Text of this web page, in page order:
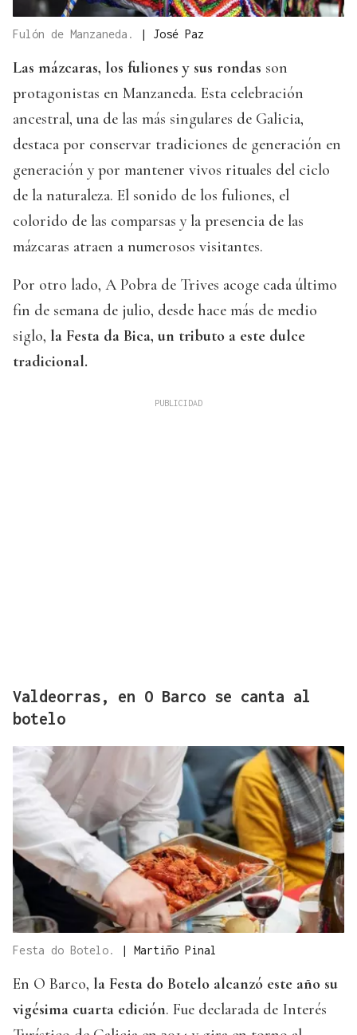
Fulón de Manzaneda. | José Paz
Las mázcaras, los fuliones y sus rondas son
protagonistas en Manzaneda. Esta celebración
ancestral, una de las más singulares de Galicia,
destaca por conservar tradiciones de generación en
generación y por mantener vivos rituales del ciclo
de la naturaleza. El sonido de los fuliones, el
colorido de las comparsas y la presencia de las
mázcaras atraen a numerosos visitantes.
Por otro lado, A Pobra de Trives acoge cada último
fin de semana de julio, desde hace más de medio
siglo, la Festa da Bica, un tributo a este dulce
tradicional.
Valdeorras, en O Barco se canta al
botelo
Festa do Botelo. | Martiño Pinal
En O Barco, la Festa do Botelo alcanzó este año su
vigésima cuarta edición. Fue declarada de Interés